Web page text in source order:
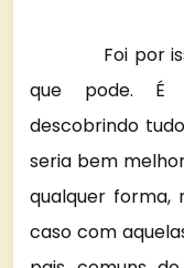
Foi por isso
que pode. É
descobrindo
seria bem
qualquer forma,
caso com